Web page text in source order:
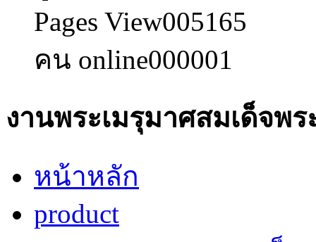
Pages View005165
คน online000001
งานพระเมรุมาศสมเด็จพ
หน้าหลัก
product